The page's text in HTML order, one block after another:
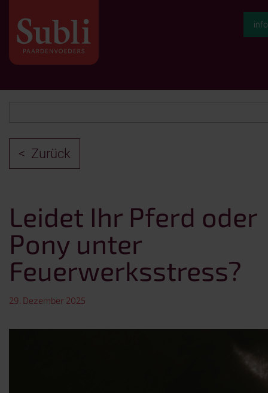
Zurück
Leidet Ihr Pferd oder
Pony unter
Feuerwerksstress?
29. Dezember 2025